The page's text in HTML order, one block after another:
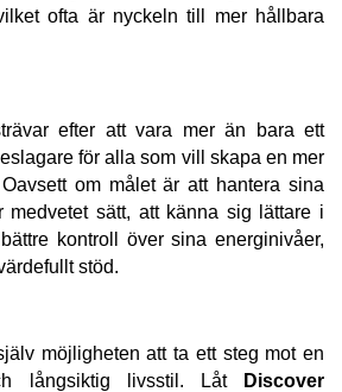
ofta är nyckeln till mer hållbara
efter att vara mer än bara ett
för alla som vill skapa en mer
om målet är att hantera sina
medvetet sätt, att känna sig lättare i
kontroll över sina energinivåer,
stöd.
möjligheten att ta ett steg mot en
långsiktig livsstil. Låt
Discover